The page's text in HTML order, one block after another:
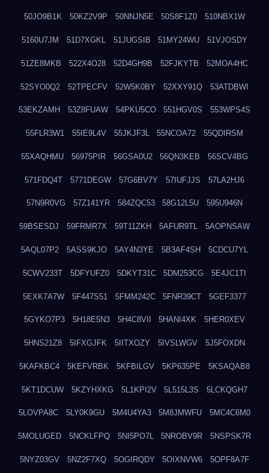
50JO9B1K 50KZ2V9P 50NNJN5E 50S8F1Z0 510NBX1W
5160U7JM 51D7XGKL 51JUGSIB 51MY24WU 51VJOSDY
51ZE8MKB 522X4O28 52D4GH9B 52FJKYTB 52MOA4HC
52SYO0Q2 52TPECFV 52W5K0BY 52XXY91Q 53ATDBWI
53EKZAMH 53Z8FUAW 54PKU5CO 551HGV0S 553WPS4S
55FLR3W1 55IE9L4V 55JKJF3L 55NCOA72 55QDIRSM
55XAQHMU 56975PIR 56GSA0U2 56QN3KEB 56SCV4BG
571FDQ4T 5771DEGW 57G6BV7Y 57IUFJJS 57LA2HJ6
57N9R0VG 57Z141YR 584ZQC53 58G12L5U 595U946N
59BSESDJ 59FRMR7X 59T11ZKH 5AFUR9TL 5AOPNSAW
5AQL07P2 5ASS9KJO 5AY4N3YE 5B3AF4SH 5CDCU7YL
5CWV233T 5DFYUFZ0 5DKYT31C 5DM253CG 5E4JC1TI
5EXK7A7W 5F447S51 5FMM242C 5FNR39CT 5GEF3377
5GYKO7P3 5H18E5N3 5H4C8VII 5HANI4XK 5HER0XEV
5HNS21Z8 5IFXGJFK 5IITXOZY 5IVSLWGV 5J5FOXDN
5KAFKBC4 5KEFVRBK 5KFBILGV 5KP635PE 5KSAQAB8
5KT1DCUW 5KZYHXKG 5L1KPI2V 5L515L3S 5LCKQGH7
5LOVPA8C 5LY0K9GU 5M4U4YA3 5M8JMWFU 5MC4C6M0
5MOLUGED 5NCKLFPQ 5NI5PO7L 5NROBV9R 5NSPSK7R
5NYZ03GV 5NZ2F7XQ 5OGIRQDY 5OIXNVW6 5OPF8A7F